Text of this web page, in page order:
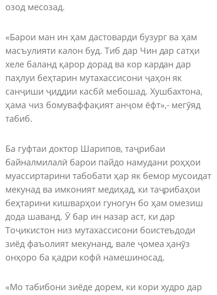
озод месозад.
«Барои ман ин ҳам дастоварди бузург ва ҳам
масъулияти калон буд. Тиб дар Чин дар сатҳи
хеле баланд қарор дорад ва кор кардан дар
паҳлуи беҳтарин мутахассисони ҷаҳон як
санҷиши ҷиддии касбӣ мебошад. Хушбахтона,
ҳама чиз бомуваффақият анҷом ёфт»,- мегӯяд
табиб.
Ба гуфтаи доктор Шарипов, таҷрибаи
байналмилалӣ барои пайдо намудани роҳҳои
муассиртарини табобати ҳар як бемор мусоидат
мекунад ва имконият медиҳад, ки таҷрибаҳои
беҳтарини кишварҳои гуногун бо ҳам омезиш
дода шаванд. Ӯ бар ин назар аст, ки дар
Тоҷикистон низ мутахассисони боистеъдоди
зиёд фаъолият мекунанд, вале ҷомеа ҳанӯз
онҳоро ба қадри кофӣ намешиносад.
«Мо табибони зиёде дорем, ки кори худро дар